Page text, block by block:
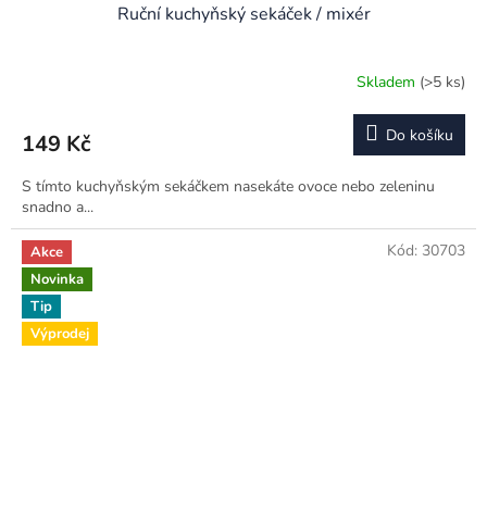
Ruční kuchyňský sekáček / mixér
Skladem (>5 ks)
149 Kč Do košíku
S tímto kuchyňským sekáčkem nasekáte ovoce nebo zeleninu
snadno a...
Akce
Novinka
Tip
Výprodej
Kód: 30703